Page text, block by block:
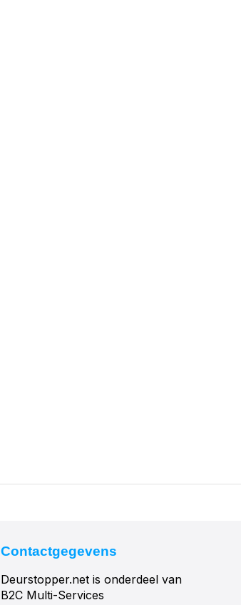
Contactgegevens
Deurstopper.net is onderdeel van
B2C Multi-Services